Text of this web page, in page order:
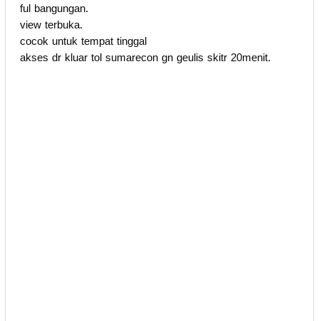
ful bangungan.
view terbuka.
cocok untuk tempat tinggal
akses dr kluar tol sumarecon gn geulis skitr 20menit.